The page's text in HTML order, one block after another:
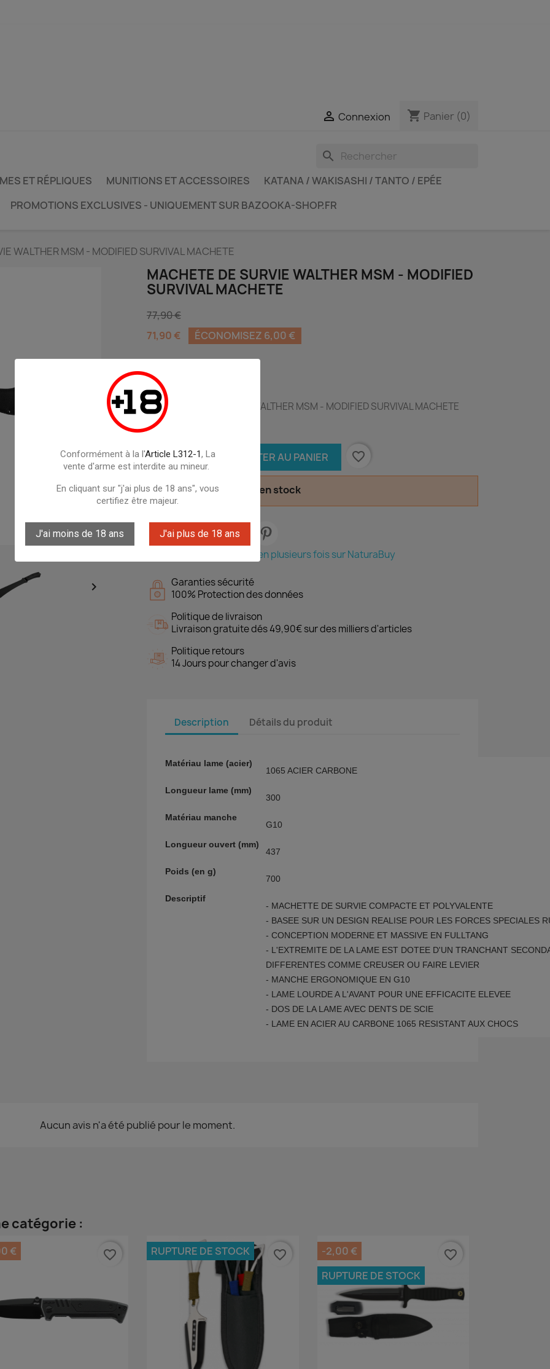
Conformément à la l'Article L312-1, La
vente d'arme est interdite au mineur.
En cliquant sur "j'ai plus de 18 ans", vous
certifiez être majeur.
J'ai moins de 18 ans J'ai plus de 18 ans
 Connexion shopping_cart Panier (0)
search
ET RÉPLIQUES MUNITIONS ET ACCESSOIRES
KATANA / WAKISASHI / TANTO / EPÉE
PROMOTIONS EXCLUSIVES - UNIQUEMENT SUR BAZOOKA-SHOP.FR
WALTHER MSM - MODIFIED SURVIVAL MACHETE

MACHETE DE SURVIE WALTHER MSM - MODIFIED
SURVIVAL MACHETE
77,90 €
71,90 €
ÉCONOMISEZ 6,00 €
TTC
Cette vente inclus :
1X MACHETE DE SURVIE WALTHER MSM - MODIFIED SURVIVAL MACHETE
Quantité
 AJOUTER AU PANIER favorite_border
 Derniers articles en stock
Partager
Payer en plusieurs fois sur NaturaBuy
Garanties sécurité
100% Protection des données
Politique de livraison
Livraison gratuite dés 49,90€ sur des milliers d'articles
Politique retours
14 Jours pour changer d'avis
Description Détails du produit
Matériau lame (acier)
1065 ACIER CARBONE
Longueur lame (mm)
300
Matériau manche
G10
Longueur ouvert (mm)
437
Poids (en g)
700
Descriptif
- MACHETTE DE SURVIE COMPACTE ET POLYVALENTE
- BASEE SUR UN DESIGN REALISE POUR LES FORCES SPECIALES
- CONCEPTION MODERNE ET MASSIVE EN FULLTANG
- L'EXTREMITE DE LA LAME EST DOTEE D'UN TRANCHANT
DIFFERENTES COMME CREUSER OU FAIRE LEVIER
- MANCHE ERGONOMIQUE EN G10
- LAME LOURDE A L'AVANT POUR UNE EFFICACITE ELEVEE
- DOS DE LA LAME AVEC DENTS DE SCIE
- LAME EN ACIER AU CARBONE 1065 RESISTANT AUX CHOCS
Aucun avis n'a été publié pour le moment.
catégorie :
€ favorite_border RUPTURE DE STOCK favorite_border
-2,00 €
RUPTURE DE STOCK
favorite_border